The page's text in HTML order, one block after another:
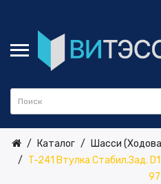
Каталог Шасси
T-241 Втулка Стабил.зад.
97